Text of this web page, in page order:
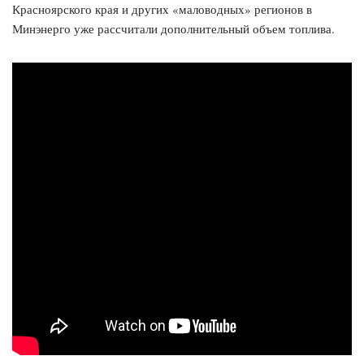
Красноярского края и других «маловодных» регионов в
Минэнерго уже рассчитали дополнительный объем топлива.